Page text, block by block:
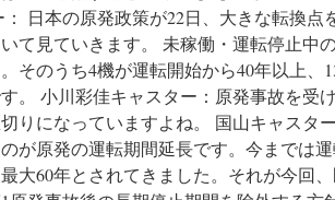
日本の原発政策が22日、大きな転換点
て見ていきます。 未稼働・運転停止中
そのうち4機が運転開始から40年以上、
。 小川彩佳キャスター：原発事故を受
りになっていますよね。 国山キャスタ
が原発の運転期間延長です。今までは
大60年とされてきました。それが今回